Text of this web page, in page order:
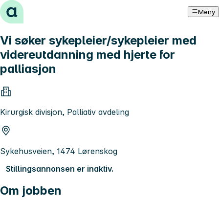
Hopp til innhold Meny
Vi søker sykepleier/sykepleier med
videreutdanning med hjerte for
palliasjon
Kirurgisk divisjon, Palliativ avdeling
Sykehusveien, 1474 Lørenskog
Stillingsannonsen er inaktiv.
Om jobben